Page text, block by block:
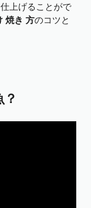
上げることがで
焼き 方のコツと